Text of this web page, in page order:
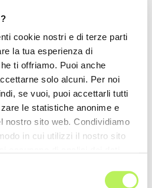
cookie nostri e di terze parti
la tua esperienza di
ti offriamo. Puoi anche
solo alcuni. Per noi
se vuoi, puoi accettarli tutti
le statistiche anonime e
nostro sito web. Condividiamo
in cui utilizzi il nostro sito
che hai fornito loro o